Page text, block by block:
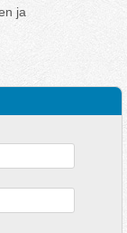
ja